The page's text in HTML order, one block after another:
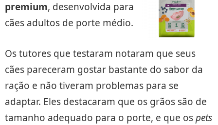
premium, desenvolvida para
cães adultos de porte médio.
Os tutores que testaram notaram que seus
cães pareceram gostar bastante do sabor da
ração e não tiveram problemas para se
adaptar. Eles destacaram que os grãos são de
tamanho adequado para o porte, e que ospets